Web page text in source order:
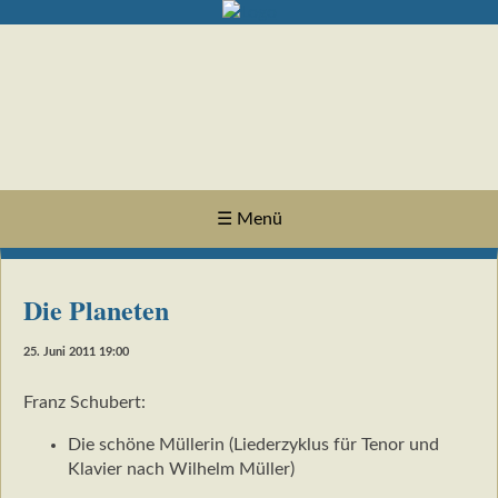
☰ Menü
Die Planeten
25. Juni 2011 19:00
Franz Schubert:
Die schöne Müllerin (Liederzyklus für Tenor und
Klavier nach Wilhelm Müller)